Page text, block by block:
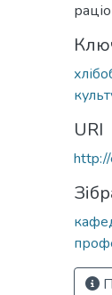
URI